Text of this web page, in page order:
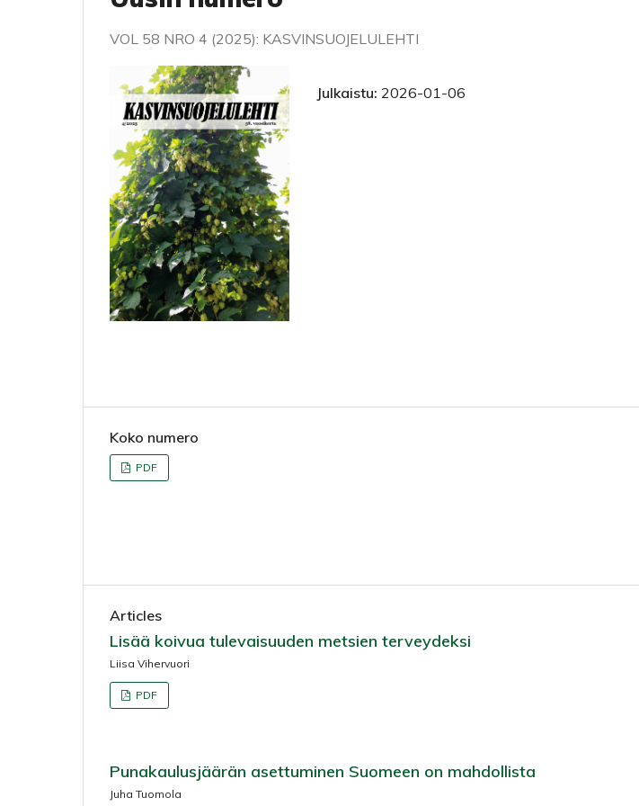
VOL 58 NRO 4 (2025): KASVINSUOJELULEHTI
Julkaistu: 2026-01-06
Koko numero
PDF
Articles
Lisää koivua tulevaisuuden metsien terveydeksi
Liisa Vihervuori
PDF
Punakaulusjäärän asettuminen Suomeen on mahdollista
Juha Tuomola